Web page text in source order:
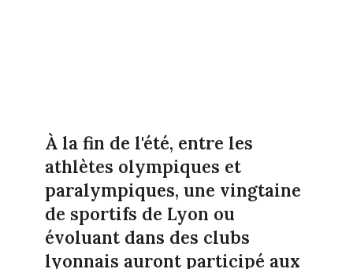
À la fin de l'été, entre les
athlètes olympiques et
paralympiques, une vingtaine
de sportifs de Lyon ou
évoluant dans des clubs
lyonnais auront participé aux